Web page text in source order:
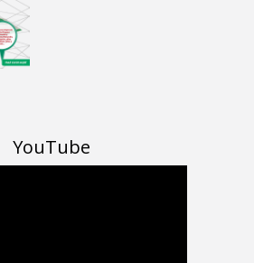
YouTube